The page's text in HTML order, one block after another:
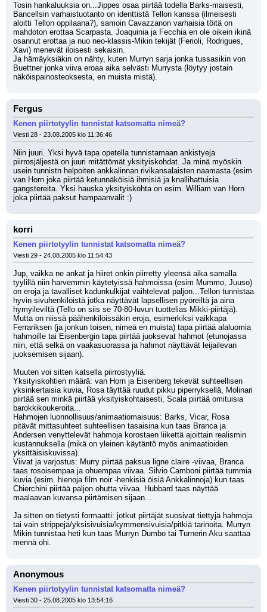
Tosin hankaluuksia on...Jippes osaa piirtää todella Barks-maisesti,
Bancellsin varhaistuotanto on identtistä Tellon kanssa (ilmeisesti
aloitti Tellon oppilaana?), samoin Cavazzanon varhaisia töitä on
mahdoton erottaa Scarpasta. Joaquinia ja Fecchia en ole oikein ikinä
osannut erottaa ja nuo neo-klassis-Mikin tekijät (Ferioli, Rodrigues,
Xavi) menevät iloisesti sekaisin.
Ja hämäyksiäkin on nähty, kuten Murryn sarja jonka tussasikin von
Buettner jonka viiva eroaa aika selvästi Murrysta (löytyy jostain
näköispainosteoksesta, en muista mistä).
Fergus
Kenen piirtotyylin tunnistat katsomatta nimeä?
Viesti 28 - 23.08.2005 klo 11:36:46
Niin juuri. Yksi hyvä tapa opetella tunnistamaan ankistyeja
piirrosjäljestä on juuri mitättömät yksityiskohdat. Ja minä myöskin
usein tunnistn helpoiten ankkalinnan rivikansalaisten naamasta (esim
van Horn joka piirtää ketunnäköisiä ihmisiä ja knallihattuisia
gangstereita. Yksi hauska yksityiskohta on esim. William van Horn
joka piirtää paksut hampaanvälit :)
korri
Kenen piirtotyylin tunnistat katsomatta nimeä?
Viesti 29 - 24.08.2005 klo 11:54:43
Jup, vaikka ne ankat ja hiiret onkin piirretty yleensä aika samalla
tyylillä niin harvemmin käytetyissä hahmoissa (esim Mummo, Juuso)
on eroja ja tavalliset kadunkulkijat vaihtelevat paljon...Tellon tunnistaa
hyvin sivuhenkilöistä jotka näyttävät lapsellisen pyöreiltä ja aina
hymyileviltä (Tello on siis se 70-80-luvun tuottelias Mikki-piirtäjä).
Mutta on niissä päähenkilöissäkin eroja, esimerkiksi vaikkapa
Ferrariksen (ja jonkun toisen, nimeä en muista) tapa piirtää alaluomia
hahmoille tai Eisenbergin tapa piirtää juoksevat hahmot (etunojassa
niin, että selkä on vaakasuorassa ja hahmot näyttävät leijailevan
juoksemisen sijaan).
Muuten voi sitten katsella piirrostyyliä.
Yksityiskohtien määrä: van Horn ja Eisenberg tekevät suhteellisen
yksinkertaisia kuvia, Rosa täyttää ruudut pikku piperryksellä, Molinari
piirtää sen minkä piirtää yksityiskohtaisesti, Scala piirtää omituisia
barokkikoukeroita...
Hahmojen luonnollisuus/animaatiomaisuus: Barks, Vicar, Rosa
pitävät mittasuhteet suhteellisen tasaisina kun taas Branca ja
Andersen venyttelevät hahmoja korostaen liikettä ajoittain realismin
kustannuksella (mikä on yleinen käytäntö myös animaatioiden
yksittäisiskuvissa).
Viivat ja varjostus: Murry piirtää paksua ligne claire -viivaa, Branca
taas rosoisempaa ja ohuempaa viivaa. Silvio Camboni piirtää tummia
kuvia (esim. hienoja film noir -henkisiä öisiä Ankkalinnoja) kun taas
Chierchini piirtää paljon ohutta viivaa. Hubbard taas näyttää
maalaavan kuvansa piirtämisen sijaan...
Ja sitten on tietysti formaatti: jotkut piirtäjät suosivat tiettyjä hahmoja
tai vain strippejä/yksisivuisia/kymmensivuisia/pitkiä tarinoita. Murryn
Mikin tunnistaa heti kun taas Murryn Dumbo tai Turnerin Aku saattaa
mennä ohi.
Anonymous
Kenen piirtotyylin tunnistat katsomatta nimeä?
Viesti 30 - 25.08.2005 klo 13:54:16